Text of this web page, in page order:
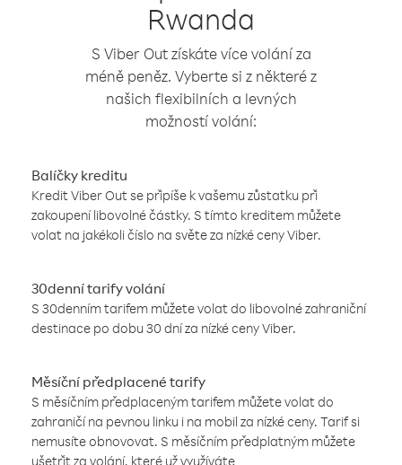
Rwanda
S Viber Out získáte více volání za
méně peněz. Vyberte si z některé z
našich flexibilních a levných
možností volání:
Balíčky kreditu
Kredit Viber Out se připíše k vašemu zůstatku při
zakoupení libovolné částky. S tímto kreditem můžete
volat na jakékoli číslo na světe za nízké ceny Viber.
30denní tarify volání
S 30denním tarifem můžete volat do libovolné zahraniční
destinace po dobu 30 dní za nízké ceny Viber.
Měsíční předplacené tarify
S měsíčním předplaceným tarifem můžete volat do
zahraničí na pevnou linku i na mobil za nízké ceny. Tarif si
nemusíte obnovovat. S měsíčním předplatným můžete
ušetřit za volání, které už využíváte